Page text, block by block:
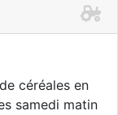
céréales en
samedi matin